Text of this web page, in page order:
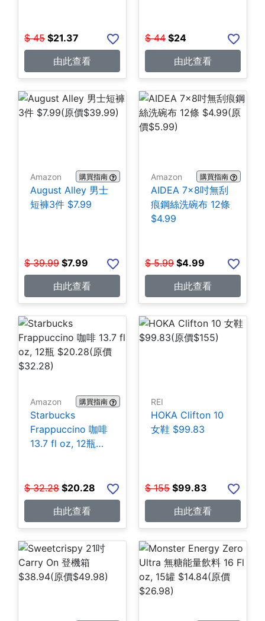
$ 45 $21.37
由此查看
$ 44 $24
由此查看
Amazon 購買指南
August Alley 男士
短褲3件 $7.99
$ 39.99 $7.99
由此查看
Amazon 購買指南
AIDEA 7×8吋無刮
痕鋼絲洗碗布 12條
$4.99
$ 5.99 $4.99
由此查看
Amazon 購買指南
Starbucks
Frappuccino 咖啡
13.7 fl oz, 12瓶
$ 32.28 $20.28
由此查看
REI
HOKA Clifton 10
女鞋 $99.83
$ 155 $99.83
由此查看